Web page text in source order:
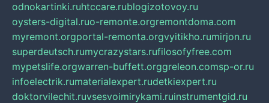
odnokartinki.ruhtccare.rublogizotovoy.ru
oysters-digital.ruo-remonte.orgremontdoma.com
myremont.orgportal-remonta.orgvyitikho.rumirjon.ru
superdeutsch.rumycrazystars.rufilosofyfree.com
mypetslife.orgwarren-buffett.orggreleon.comsp-or.ru
infoelectrik.rumaterialexpert.rudetkiexpert.ru
doktorvilechit.ruvsesvoimirykami.ruinstrumentgid.ru